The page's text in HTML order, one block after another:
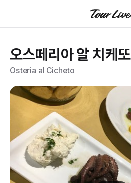
오스떼리아 알 치케또
Osteria al Cicheto